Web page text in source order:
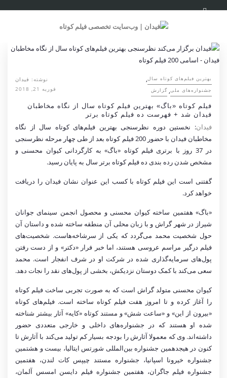
بهترین فیلم‌های کوتاه سال,
جشنواره‌های ملی, گزارش
نوشته: فیدان
فوریه 21, 2018
فیلم کوتاه «باگ» بهترین فیلم کوتاه سال از نگاه مخاطبان
فیدان شد + فهرست ده فیلم کوتاه برتر
فیدان: نخستین دوره نظرسنجی بهترین فیلم‌های کوتاه سال از نگاه
مخاطبان فیدان با حضور 200 فیلم کوتاه بعد از طی چهار مرحله نظرسنجی
در 37 روز با برتری فیلم کوتاه «باگ» به کارگردانی کیوان محسنی و
مشخص شدن رده بندی ده فیلم کوتاه برتر سال به پایان رسید.
گفتنی است این فیلم کوتاه با کسب این عنوان نشان فیدان را دریافت
خواهد کرد.
«باگ» هفتمین ساخته کیوان محسنی و محصول انجمن سینمای جوانان
شیراز در شهر گراش و با زبان محلی آن منطقه ساخته شده و داستان آن
حول شخصیت محمد می‌گردد که یکی از سرشاخه‌هاست. شخصیت‌های
فیلم درگیر مراسم عروسی هستند، اما خبر فرار «دکتر» و از دست رفتن
پول‌های سرمایه‌گذاری شده در شرکت او در شرف انفجار است. محمد
سعی می‌کند با کمک دوستان نزدیکش، بخشی از پول‌های نقد را نجات دهد.
کیوان محسنی متولد گراش است که به صورت تجربی ساخت فیلم کوتاه
را آغاز کرده و تا امروز هفت فیلم کوتاه ساخته است. فیلم‌های کوتاه
«بیرون از این» و «ساعت شش» و مستند کوتاه «کایه» آثار بیشتر شناخته
شده او هستند که در جشنواره‌های داخلی و خارجی متعددی حضور
داشته‌اند. وی که معمولا آثارش را بودجه بسیار کم تولید می‌کند با آثارش تا
کنون در هیجدهمین جشنواره بین‌المللی شورتس ایتالیا، بیست و هشتمین
جشنواره خیرونا اسپانیا، جشنواره مستند چیپس کات لندن، هفتمین
جشنواره فیلم جاگران، هفتمین جشنواره فیلم دایسن امسس آلمان،